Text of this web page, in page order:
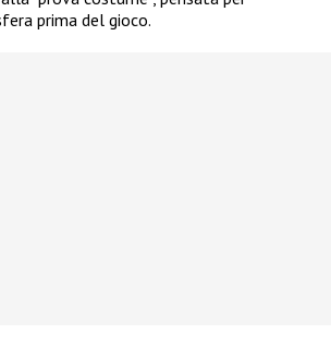
prima del gioco.